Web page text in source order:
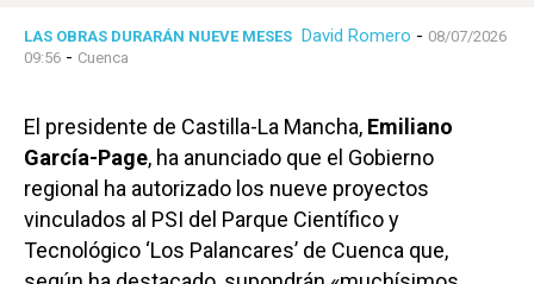
LAS OBRAS DURARÁN NUEVE MESES David Romero - 08/07/2026
09:56 - Cuenca
El presidente de Castilla-La Mancha, Emiliano
García-Page, ha anunciado que el Gobierno
regional ha autorizado los nueve proyectos
vinculados al PSI del Parque Científico y
Tecnológico ‘Los Palancares’ de Cuenca que,